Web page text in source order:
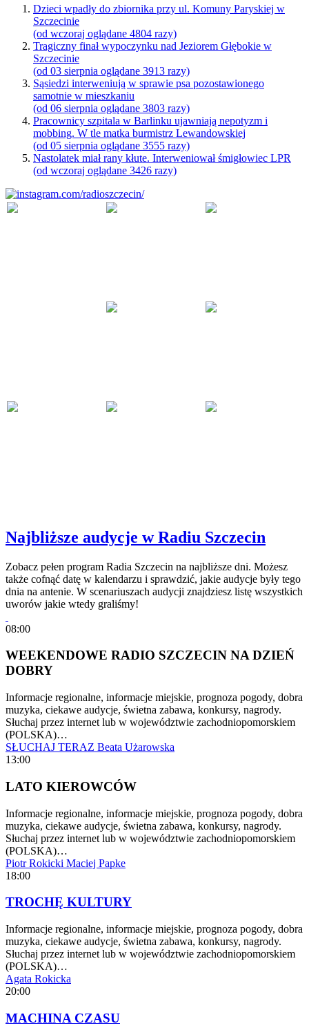
Dzieci wpadły do zbiornika przy ul. Komuny Paryskiej w
Szczecinie
(od wczoraj oglądane 4804 razy)
Tragiczny finał wypoczynku nad Jeziorem Głębokie w
Szczecinie
(od 03 sierpnia oglądane 3913 razy)
Sąsiedzi interweniują w sprawie psa pozostawionego
samotnie w mieszkaniu
(od 06 sierpnia oglądane 3803 razy)
Pracownicy szpitala w Barlinku ujawniają nepotyzm i
mobbing. W tle matka burmistrz Lewandowskiej
(od 05 sierpnia oglądane 3555 razy)
Nastolatek miał rany kłute. Interweniował śmigłowiec LPR
(od wczoraj oglądane 3426 razy)
Najbliższe audycje w Radiu Szczecin
Zobacz pełen program Radia Szczecin na najbliższe dni. Możesz
także cofnąć datę w kalendarzu i sprawdzić, jakie audycje były tego
dnia na antenie. W scenariuszach audycji znajdziesz listę wszystkich
uworów jakie wtedy graliśmy!
08:00
WEEKENDOWE RADIO SZCZECIN NA DZIEŃ
DOBRY
Informacje regionalne, informacje miejskie, prognoza pogody, dobra
muzyka, ciekawe audycje, świetna zabawa, konkursy, nagrody.
Słuchaj przez internet lub w województwie zachodniopomorskiem
(POLSKA)…
SŁUCHAJ TERAZ Beata Użarowska
13:00
LATO KIEROWCÓW
Informacje regionalne, informacje miejskie, prognoza pogody, dobra
muzyka, ciekawe audycje, świetna zabawa, konkursy, nagrody.
Słuchaj przez internet lub w województwie zachodniopomorskiem
(POLSKA)…
Piotr Rokicki Maciej Papke
18:00
TROCHĘ KULTURY
Informacje regionalne, informacje miejskie, prognoza pogody, dobra
muzyka, ciekawe audycje, świetna zabawa, konkursy, nagrody.
Słuchaj przez internet lub w województwie zachodniopomorskiem
(POLSKA)…
Agata Rokicka
20:00
MACHINA CZASU